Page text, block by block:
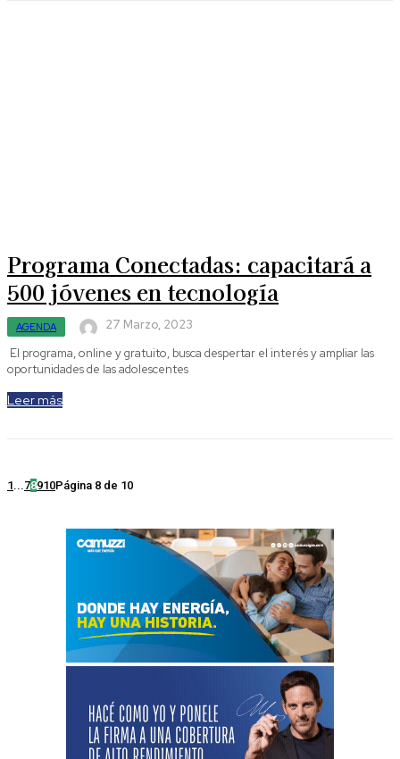
Programa Conectadas: capacitará a
500 jóvenes en tecnología
AGENDA
27 Marzo, 2023
El programa, online y gratuito, busca despertar el interés y ampliar las
oportunidades de las adolescentes
Leer más
1... 78910Página 8 de 10